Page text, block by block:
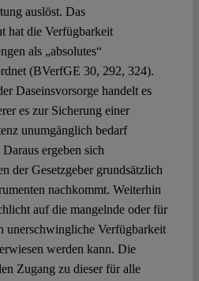
auslöst. Das
hat die Verfügbarkeit
als „absolutes“
(BVerfGE 30, 292, 324).
Daseinsvorsorge handelt es
es zur Sicherung einer
unumgänglich bedarf
ergeben sich
der Gesetzgeber grundsätzlich
nachkommt. Weiterhin
auf die mangelnde oder für
unerschwingliche Verfügbarkeit
werden kann. Die
Zugang zu dieser für alle